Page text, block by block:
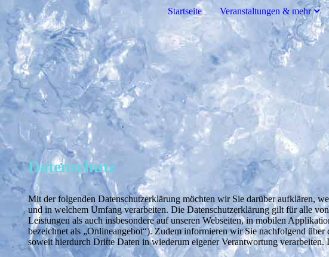
Startseite Veranstaltungen & mehr
Datenschutz
Mit der folgenden Datenschutzerklärung möchten wir Sie darüber aufklären,
und in welchem Umfang verarbeiten. Die Datenschutzerklärung gilt für alle
Leistungen als auch insbesondere auf unseren Webseiten, in mobilen
bezeichnet als „Onlineangebot“). Zudem informieren wir Sie nachfolgend
soweit hierdurch Dritte Daten in wiederum eigener Verantwortung